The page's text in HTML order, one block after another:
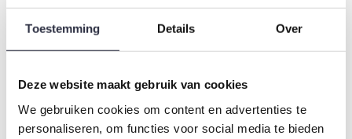
Toestemming Details Over
Deze website maakt gebruik van cookies
We gebruiken cookies om content en advertenties te
personaliseren, om functies voor social media te bieden
Meisjeskleding (vanaf maat 92)
Type:Nachtkleding kinderen
Kleur: Navy
Samenstelling: 100% Polyester
Artikelnummer: O57016-41